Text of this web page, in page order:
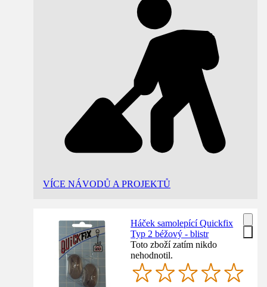
VÍCE NÁVODŮ A PROJEKTŮ
Háček samolepící Quickfix
Typ 2 béžový - blistr
Toto zboží zatím nikdo
nehodnotil.